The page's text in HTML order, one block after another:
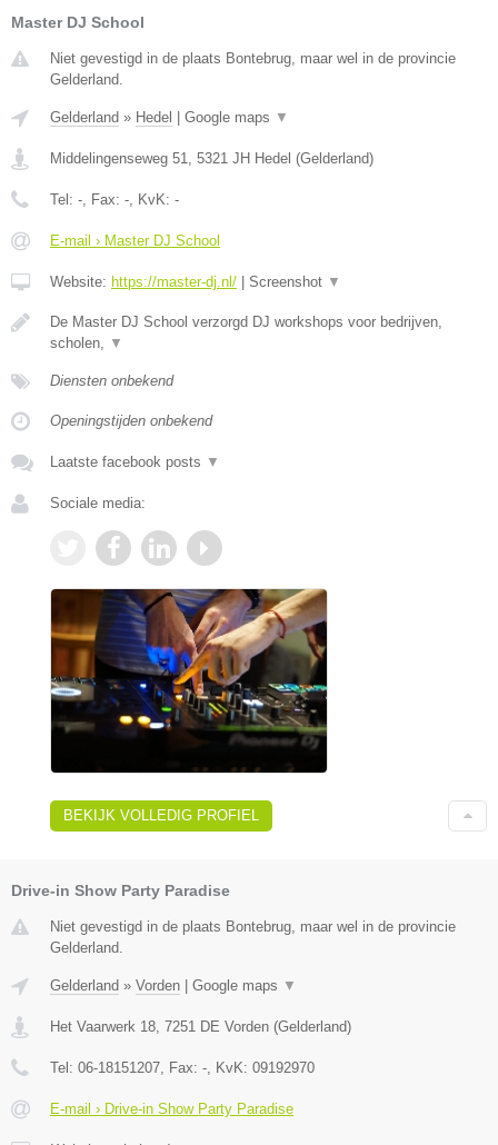
Master DJ School
Niet gevestigd in de plaats Bontebrug, maar wel in de provincie
Gelderland.
Gelderland » Hedel Google maps ▼
Middelingenseweg 51 5321 JH Hedel (Gelderland)
Tel: - , Fax: - , KvK: -
E-mail › Master DJ School
Website: https://master-dj.nl/ Screenshot ▼
De Master DJ School verzorgd DJ workshops voor bedrijven,
scholen,
▼
Diensten onbekend
Openingstijden onbekend
Laatste facebook posts ▼
Sociale media:
BEKIJK VOLLEDIG PROFIEL
Drive-in Show Party Paradise
Niet gevestigd in de plaats Bontebrug, maar wel in de provincie
Gelderland.
Gelderland » Vorden | Google maps ▼
Het Vaarwerk 18 7251 DE Vorden (Gelderland)
Tel: 06-18151207 , Fax: - , KvK: 09192970
E-mail › Drive-in Show Party Paradise